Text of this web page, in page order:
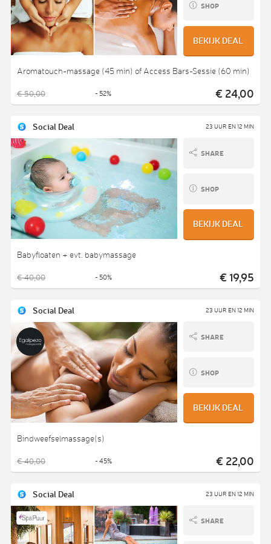
SHOP
BEKIJK DEAL
Aromatouch-massage (45 min) of Access Bars-Sessie (60 min)
€ 50,00 - 52% € 24,00
Social Deal 23 UUR EN 12 MIN
SHARE
SHOP
BEKIJK DEAL
Babyfloaten + evt. babymassage
€ 40,00 - 50% € 19,95
Social Deal 23 UUR EN 12 MIN
SHARE
SHOP
BEKIJK DEAL
Bindweefselmassage(s)
€ 40,00 - 45% € 22,00
Social Deal 23 UUR EN 12 MIN
SHARE